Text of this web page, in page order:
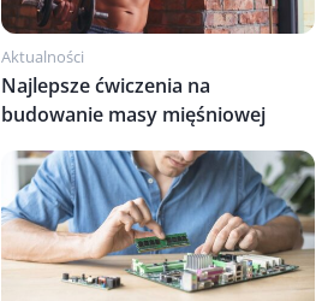
Aktualności
Najlepsze ćwiczenia na
budowanie masy mięśniowej